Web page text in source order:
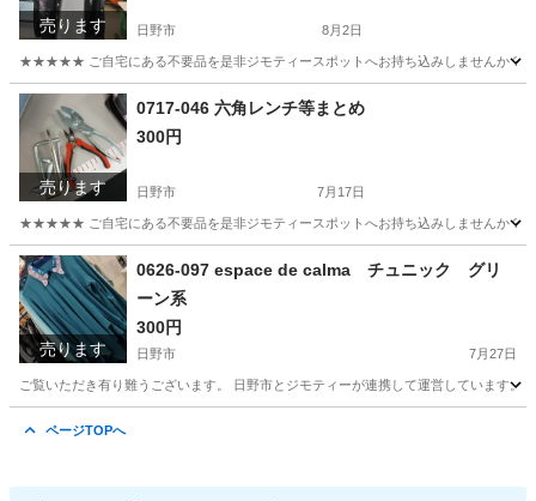
売ります 日野市 8月2日
★★★★★ ご自宅にある不要品を是非ジモティースポットへお持ち込みしませんか？
東京 日野市 現地
売ります
0717-046 六角レンチ等まとめ
300円
日野市 7月17日
★★★★★ ご自宅にある不要品を是非ジモティースポットへお持ち込みしませんか？
東京 日野市
売ります
0626-097 espace de calma チュニック グリ
ーン系
300円
日野市 7月27日
ご覧いただき有り難うございます。 日野市とジモティーが連携して運営していま
ページTOPへ